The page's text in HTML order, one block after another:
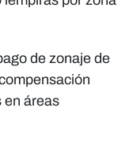
de zonaje de
en áreas